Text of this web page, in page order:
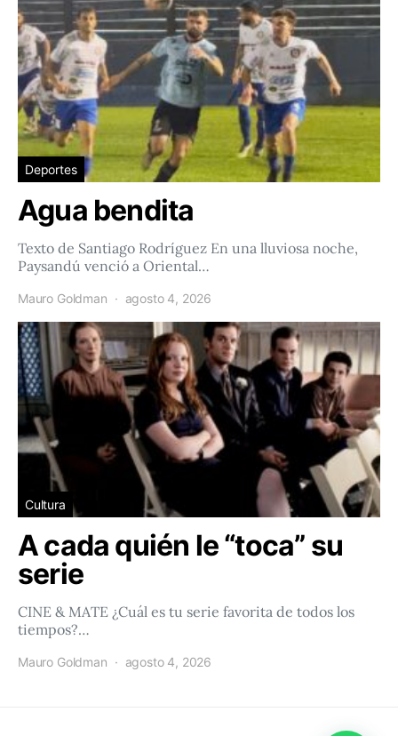
Deportes
Agua bendita
Texto de Santiago Rodríguez En una lluviosa noche,
Paysandú venció a Oriental…
Mauro Goldman agosto 4, 2026
Cultura
A cada quién le “toca” su
serie
CINE & MATE ¿Cuál es tu serie favorita de todos los
tiempos?…
Mauro Goldman agosto 4, 2026